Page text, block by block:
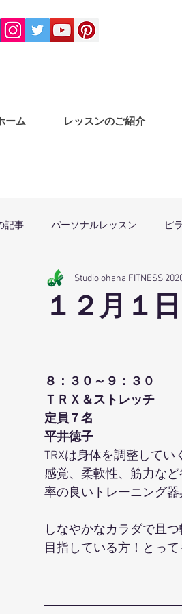
ーム レッスンのご紹介
記事 パーソナルレッスン ピ
体幹トレーニング マサラバングラ
ポールウォーキング
１２月１
Studio ohana FITNESS
８：３０～９：３０
ＴＲＸ＆ストレッチ
定員７名
平井徳子
TRXは身体を調整してい
感覚、柔軟性、筋力な
率の良いトレーニング器
しなやかなカラダで且
目指している方！とって